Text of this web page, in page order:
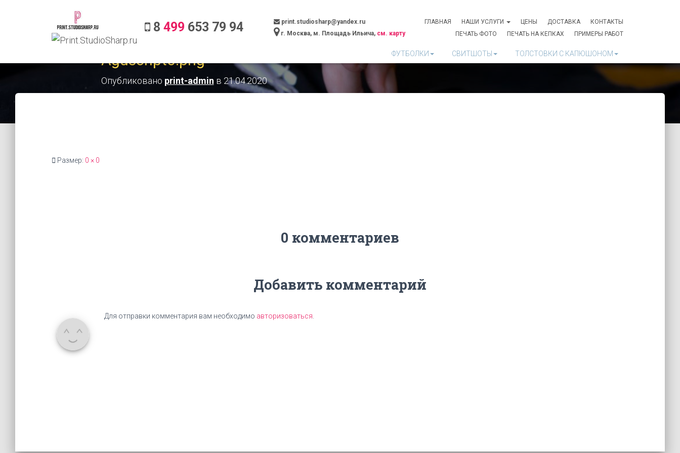
8 499 653 79 94
print.studiosharp@yandex.ru
г. Москва, м. Площадь Ильича, см. карту
ТОЛСТОВКИ С КАПЮШОНОМ
СВИТШОТЫ
ФУТБОЛКИ
ГЛАВНАЯ НАШИ УСЛУГИ ЦЕНЫ ДОСТАВКА
КОНТАКТЫ
ПЕЧАТЬ ФОТО
ПЕЧАТЬ НА КЕПКАХ ПРИМЕРЫ РАБОТ
Aguscript3.png
Опубликовано print-admin в 21.04.2020
Размер: 0 × 0
0 комментариев
Добавить комментарий
Для отправки комментария вам необходимо авторизоваться